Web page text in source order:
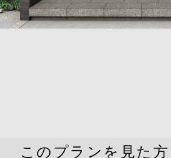
このプランを見た